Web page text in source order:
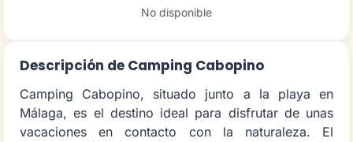
No disponible
Descripción de Camping Cabopino
Camping Cabopino, situado junto a la playa en
Málaga, es el destino ideal para disfrutar de unas
vacaciones en contacto con la naturaleza. El